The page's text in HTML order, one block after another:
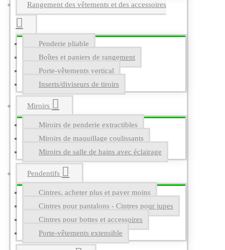
Rangement des vêtements et des accessoires
Penderie pliable
Boîtes et paniers de rangement
Porte-vêtements vertical
Inserts/diviseurs de tiroirs
Miroirs
Miroirs de penderie extractibles
Miroirs de maquillage coulissants
Miroirs de salle de bains avec éclairage
Pendentifs
Cintres, acheter plus et payer moins
Cintres pour pantalons - Cintres pour jupes
Cintres pour bottes et accessoires
Porte-vêtements extensible